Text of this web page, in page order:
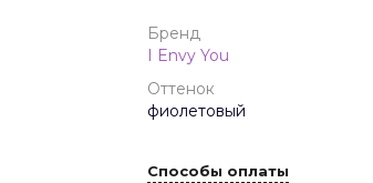
Бренд
I Envy You
Оттенок
фиолетовый
Способы оплаты